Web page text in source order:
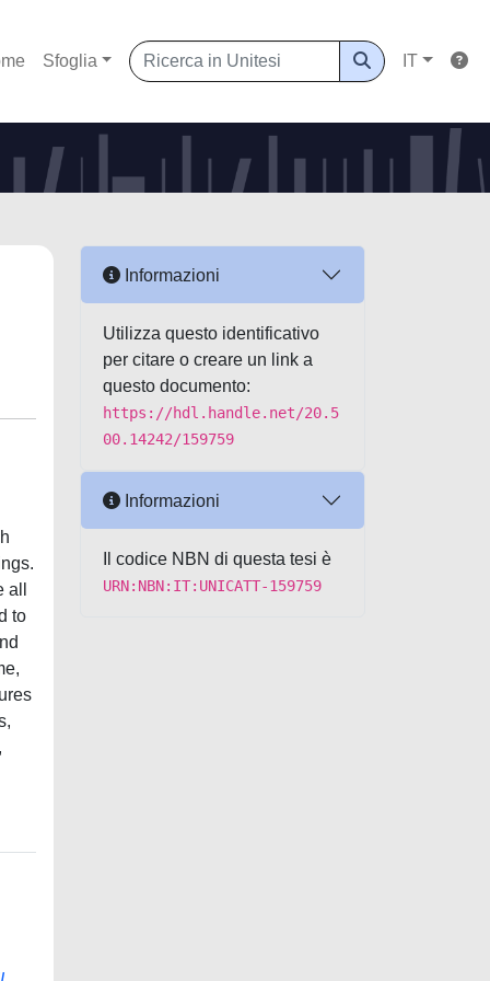
Sfoglia IT
to
Informazioni
Utilizza questo identificativo
per citare o creare un link a
questo documento:
https://hdl.handle.net/20.5
00.14242/159759
Informazioni
Il codice NBN di questa tesi è
URN:NBN:IT:UNICATT-159759